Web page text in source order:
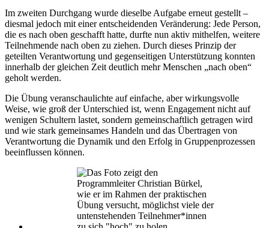
Im zweiten Durchgang wurde dieselbe Aufgabe erneut gestellt –
diesmal jedoch mit einer entscheidenden Veränderung: Jede Person,
die es nach oben geschafft hatte, durfte nun aktiv mithelfen, weitere
Teilnehmende nach oben zu ziehen. Durch dieses Prinzip der
geteilten Verantwortung und gegenseitigen Unterstützung konnten
innerhalb der gleichen Zeit deutlich mehr Menschen „nach oben“
geholt werden.
Die Übung veranschaulichte auf einfache, aber wirkungsvolle
Weise, wie groß der Unterschied ist, wenn Engagement nicht auf
wenigen Schultern lastet, sondern gemeinschaftlich getragen wird
und wie stark gemeinsames Handeln und das Übertragen von
Verantwortung die Dynamik und den Erfolg in Gruppenprozessen
beeinflussen können.